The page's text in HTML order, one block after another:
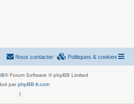
Politiques & cookies
Nous contacter
® Forum Software © phpBB Limited
par phpBB-fr.com
|